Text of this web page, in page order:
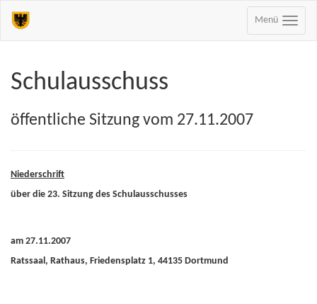
Menü
Schulausschuss
öffentliche Sitzung vom 27.11.2007
Niederschrift
über die 23. Sitzung des Schulausschusses
am 27.11.2007
Ratssaal, Rathaus, Friedensplatz 1, 44135 Dortmund